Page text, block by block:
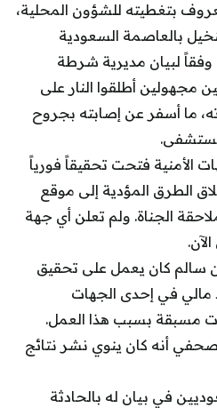
بتغطيته للشؤون المحلية،
بالعاصمة السعودية
وفقاً لبيان مديرية شرطة
أطلقوا النار على
ما أسفر عن إصابته بجروح
الأمنية فتحت تحقيقاً فورياً
الطرق المؤدية إلى موقع
الجناة. ولم تعلن أي جهة
أن سالم كان يعمل على تحقيق
في إحدى الجهات
مسبقة بسبب هذا العمل.
أنه كان ينوي نشر نتائج
في بيان له بالحادثة